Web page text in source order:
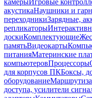
камерыИгровые
акустикаНаушники и
переходникиЗарядные,
репликаторы
доскиКомплектующие
памятьВидеокарты
питанияМатеринские
компьютеровПроцессоры
для корпусов ПКБоксы,
оборудование
доступа, усилители